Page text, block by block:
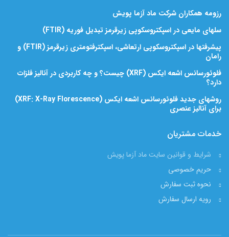
رزومه همکاران شرکت ماد آزما پویش
سلهای مایعی در اسپکتروسکوپی زیرقرمز تبدیل فوریه (FTIR)
پیشرفتها در اسپکتروسکوپی ارتعاشی، اسپکترفتومتری زیرقرمز (FTIR) و
رامان
فلوئورسانس اشعه ایکس (XRF) چیست؟ و چه کاربردی در آنالیز فلزات
دارد؟
روشهای جدید فلوئورسانس اشعه ایکس (XRF: X-Ray Florescence)
برای آنالیز عنصری
خدمات مشتریان
شرایط و قوانین سایت ماد آزما پویش
حریم خصوصی
نحوه ثبت سفارش
رویه ارسال سفارش